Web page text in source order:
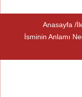
Anasayfa
İsminin Anlamı